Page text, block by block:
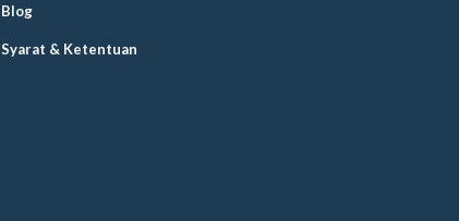
Blog
Syarat & Ketentuan